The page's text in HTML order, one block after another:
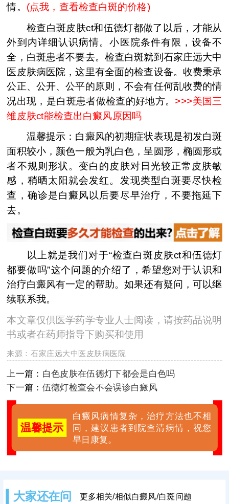
情。 (点我，查看检查白斑的价格)
检查白斑皮肤ct和伍德灯都做了以后，才能从
外到内详细认识病情。小医院条件有限，设备不
全，白斑患者不要去。检查白斑就到石家庄远大中
医皮肤病医院，这里有全面的检查设备。收费秉承
公正、公开、公平的原则，不会有任何乱收费的情
况出现，是白斑患者做检查的好地方。 >>>美国三
维皮肤ct能检查出白癜风原因吗
温馨提示：白癜风的初期症状表现是初发白斑
面积较小，颜色一般为乳白色，呈圆形，椭圆形或
者不规则形状。变白的皮肤对日光较正常皮肤敏
感，稍晒太阳就会发红。发现类型白斑要尽快检
查，确诊是白癜风以后要尽早治疗，不要拖延下
去。
以上就是我们对于“检查白斑皮肤ct和伍德灯
都要做吗”这个问题的介绍了，希望您对于认识和
治疗白癜风有一定的帮助。如果还有疑问，可以继
续联系我。
本文章仅供医学药学专业人士阅读，请按药品说明
书或者在药师指导下购买和使用
来源：石家庄远大中医皮肤病医院
上一篇： 白色皮肤在伍德灯下都会是白色吗
下一篇： 伍德灯检查会不会误诊白癜风
温馨提示
白癜风病情复杂，治疗方法也不相
同，建议患者到院查清病情，祝您
早日康复。
大家还在问 更多相关/相似白癜风/白斑问题